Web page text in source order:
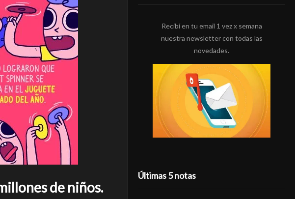
de niños.
Recibí en tu email 1 vez x semana
nuestra newsletter con todas las
novedades.
Últimas 5 notas